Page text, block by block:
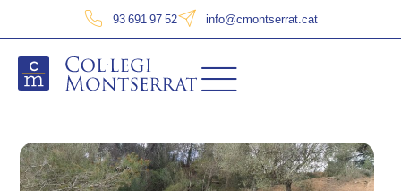
93 691 97 52 info@cmontserrat.cat